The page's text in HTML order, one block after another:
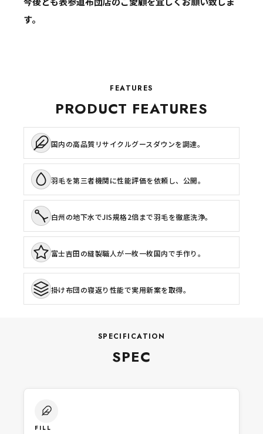
す。
FEATURES
PRODUCT FEATURES
国内の高品質リサイクルグースダウンを調達。
羽毛を第三者機関に性能評価を依頼し、公開。
白州の地下水でJIS規格2倍まで羽毛を徹底洗浄。
富士吉田の縫製職人が一枚一枚国内で手作り。
掛け布団の寝返り性能で実用新案を取得。
SPECIFICATION
SPEC
FILL